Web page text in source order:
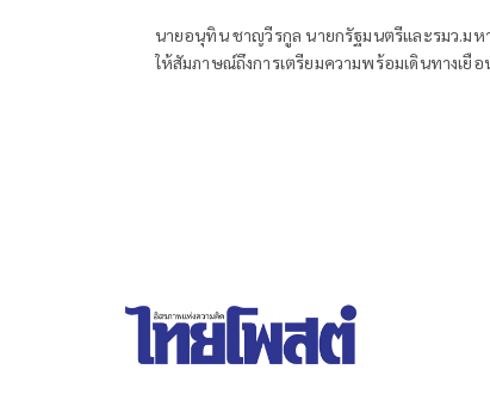
นายอนุทิน ชาญวีรกูล นายกรัฐมนตรีและรมว.มห
ให้สัมภาษณ์ถึงการเตรียมความพร้อมเดินทางเยือ